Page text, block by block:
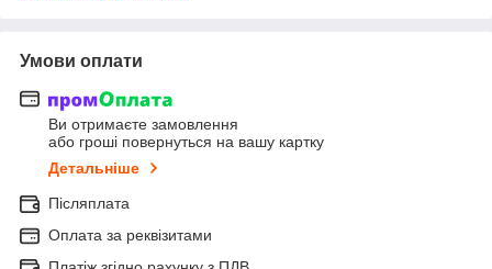
Умови оплати
Ви отримаєте замовлення
або гроші повернуться на вашу картку
Детальніше
Післяплата
Оплата за реквізитами